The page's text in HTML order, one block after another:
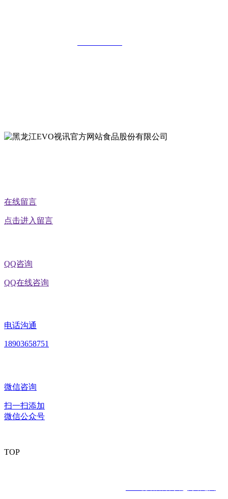
在线留言
点击进入留言
QQ咨询
QQ在线咨询
电话沟通
18903658751
微信咨询
扫一扫添加
微信公众号
TOP